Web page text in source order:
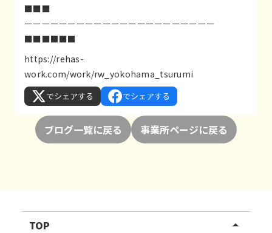
■■■
ーーーーーーーーーーーーーーーーーーーーーー
■■■■■■
https://rehas-
work.com/work/rw_yokohama_tsurumi
でシェアする でシェアする
ブログ一覧に戻る 事業所ページに戻る
TOP arrow_drop_up